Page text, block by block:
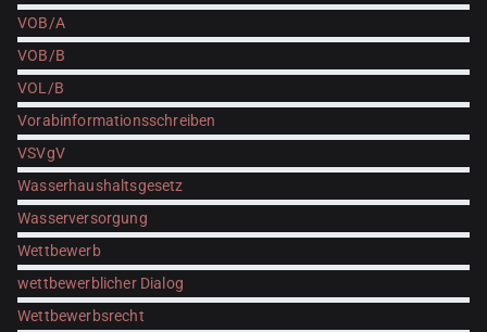
VOB/A
VOB/B
VOL/B
Vorabinformationsschreiben
VSVgV
Wasserhaushaltsgesetz
Wasserversorgung
Wettbewerb
wettbewerblicher Dialog
Wettbewerbsrecht